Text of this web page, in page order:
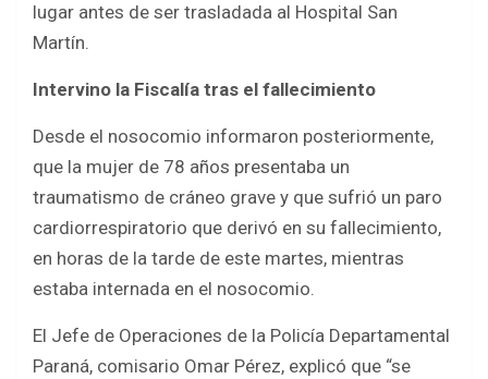
lugar antes de ser trasladada al Hospital San
Martín.
Intervino la Fiscalía tras el fallecimiento
Desde el nosocomio informaron posteriormente,
que la mujer de 78 años presentaba un
traumatismo de cráneo grave y que sufrió un paro
cardiorrespiratorio que derivó en su fallecimiento,
en horas de la tarde de este martes, mientras
estaba internada en el nosocomio.
El Jefe de Operaciones de la Policía Departamental
Paraná, comisario Omar Pérez, explicó que “se